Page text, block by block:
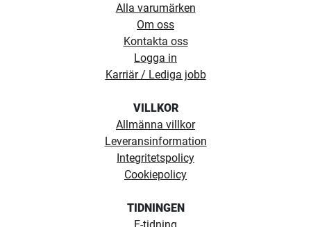
Alla varumärken
Om oss
Kontakta oss
Logga in
Karriär / Lediga jobb
VILLKOR
Allmänna villkor
Leveransinformation
Integritetspolicy
Cookiepolicy
TIDNINGEN